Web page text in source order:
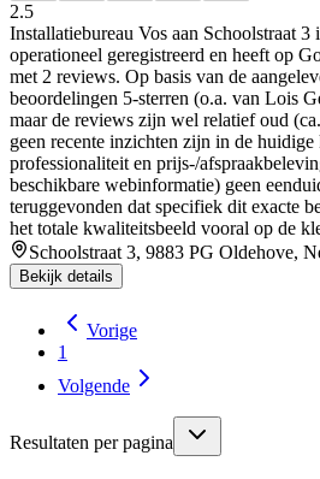
2.5
Installatiebureau Vos aan Schoolstraat 3
operationeel geregistreerd en heeft op
met 2 reviews. Op basis van de
beoordelingen 5-sterren (o.a. van Lois
maar de reviews zijn wel relatief oud
geen recente inzichten zijn in de
professionaliteit en prijs-/
beschikbare webinformatie) geen
teruggevonden dat specifiek dit exacte
het totale kwaliteitsbeeld vooral op de
Schoolstraat 3, 9883 PG Oldehove,
Bekijk details
Vorige
1
Volgende
Resultaten per pagina